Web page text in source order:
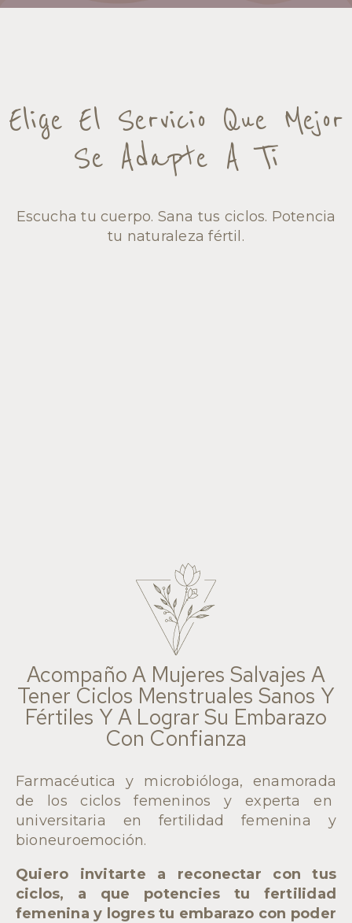
Elige El Servicio Que Mejor
Se Adapte A Ti
Escucha tu cuerpo. Sana tus ciclos. Potencia
tu naturaleza fértil.
Acompaño A Mujeres Salvajes A
Tener Ciclos Menstruales Sanos Y
Fértiles Y A Lograr Su Embarazo
Con Confianza
Farmacéutica y microbióloga, enamorada
de los ciclos femeninos y experta en
universitaria en fertilidad femenina y
bioneuroemoción.
Quiero invitarte a reconectar con tus
ciclos, a que potencies tu fertilidad
femenina y logres tu embarazo con poder